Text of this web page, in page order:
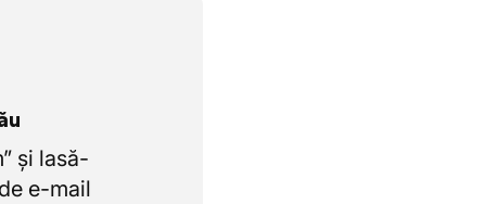
și lasă-
e-mail